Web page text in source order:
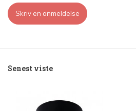
Skriv en anmeldelse
Senest viste